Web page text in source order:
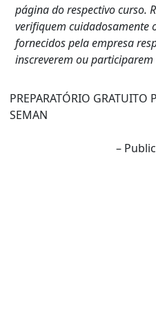
página do respectivo curso.
verifiquem cuidadosamente
fornecidos pela empresa
inscreverem ou
PREPARATÓRIO GRATUITO
SEMAN
–